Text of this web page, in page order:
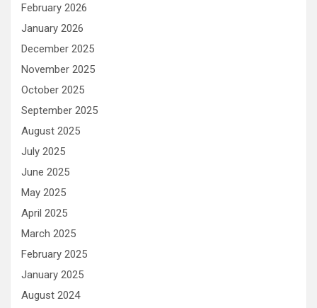
February 2026
January 2026
December 2025
November 2025
October 2025
September 2025
August 2025
July 2025
June 2025
May 2025
April 2025
March 2025
February 2025
January 2025
August 2024